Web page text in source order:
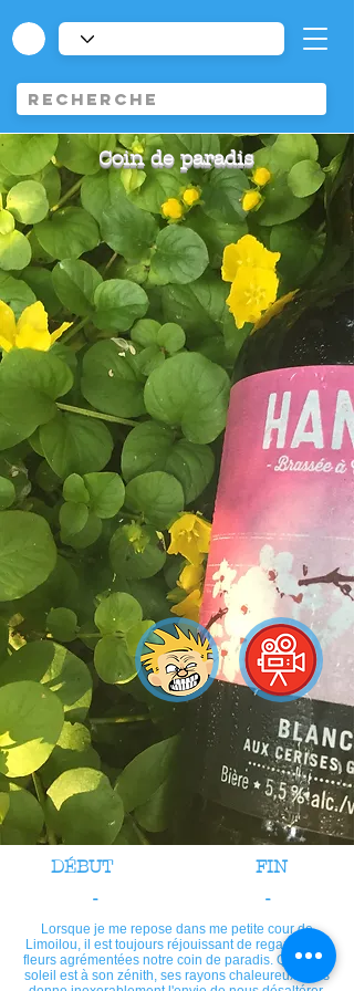
Coin de paradis
DÉBUT
-
FIN
-
Lorsque je me repose dans me petite cour de
Limoilou, il est toujours réjouissant de regarder les
fleurs agrémentées notre coin de paradis. Quand le
soleil est à son zénith, ses rayons chaleureux nous